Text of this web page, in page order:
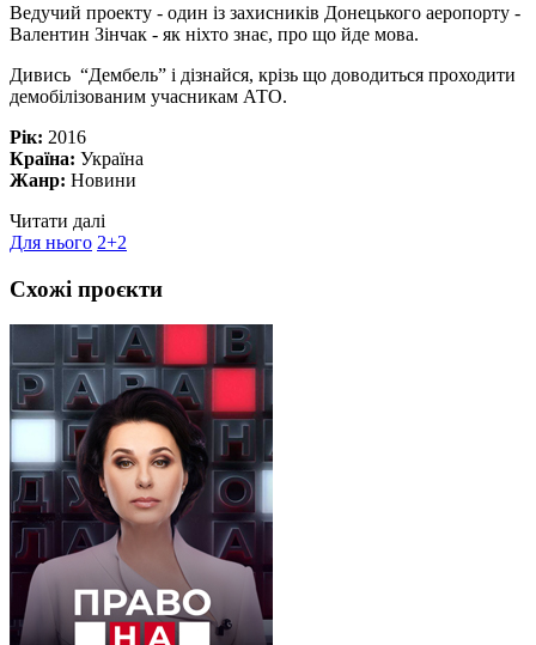
Ведучий проекту - один із захисників Донецького аеропорту -
Валентин Зінчак - як ніхто знає, про що йде мова.
Дивись “Дембель” і дізнайся, крізь що доводиться проходити
демобілізованим учасникам АТО.
Рік: 2016
Країна: Україна
Жанр: Новини
Читати далі
Для нього 2+2
Схожі проєкти